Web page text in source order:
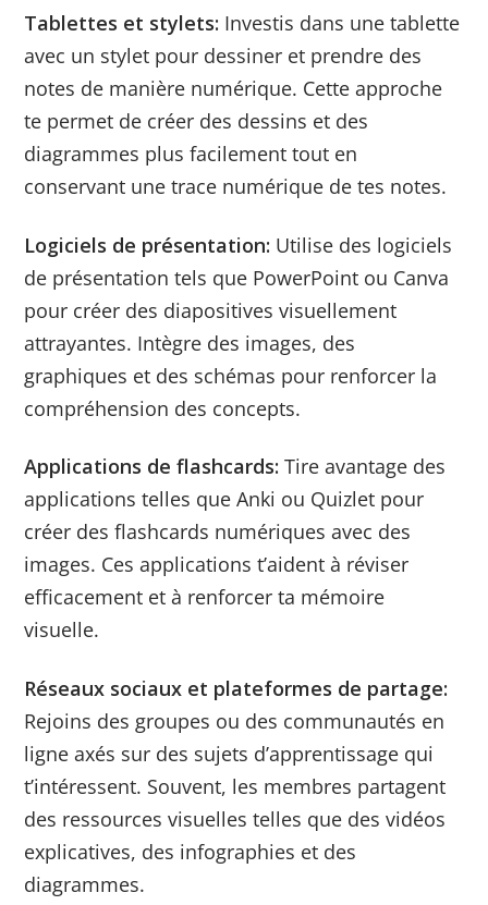
Tablettes et stylets: Investis dans une tablette
avec un stylet pour dessiner et prendre des
notes de manière numérique. Cette approche
te permet de créer des dessins et des
diagrammes plus facilement tout en
conservant une trace numérique de tes notes.
Logiciels de présentation: Utilise des logiciels
de présentation tels que PowerPoint ou Canva
pour créer des diapositives visuellement
attrayantes. Intègre des images, des
graphiques et des schémas pour renforcer la
compréhension des concepts.
Applications de flashcards:Tire avantage des
applications telles que Anki ou Quizlet pour
créer des flashcards numériques avec des
images. Ces applications t’aident à réviser
efficacement et à renforcer ta mémoire
visuelle.
Réseaux sociaux et plateformes de partage:
Rejoins des groupes ou des communautés en
ligne axés sur des sujets d’apprentissage qui
t’intéressent. Souvent, les membres partagent
des ressources visuelles telles que des vidéos
explicatives, des infographies et des
diagrammes.